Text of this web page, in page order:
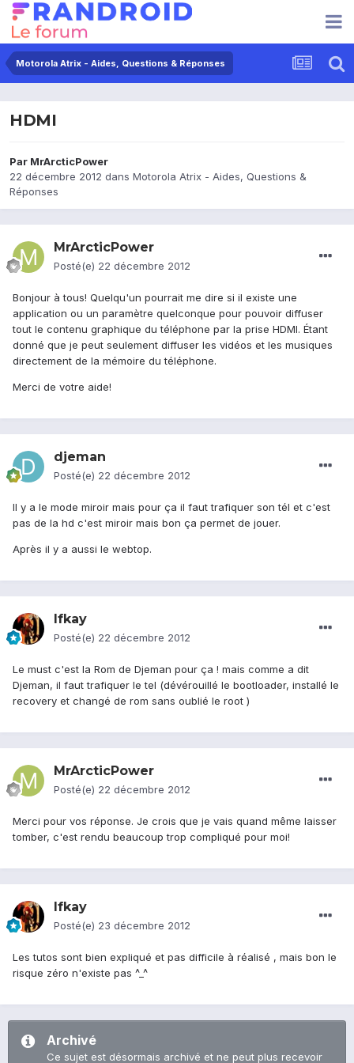
Motorola Atrix - Aides, Questions & Réponses
HDMI
Par MrArcticPower
22 décembre 2012 dans Motorola Atrix - Aides, Questions &
Réponses
MrArcticPower
Posté(e) 22 décembre 2012
Bonjour à tous! Quelqu'un pourrait me dire si il existe une
application ou un paramètre quelconque pour pouvoir diffuser
tout le contenu graphique du téléphone par la prise HDMI. Étant
donné que je peut seulement diffuser les vidéos et les musiques
directement de la mémoire du téléphone.
Merci de votre aide!
djeman
Posté(e) 22 décembre 2012
Il y a le mode miroir mais pour ça il faut trafiquer son tél et c'est
pas de la hd c'est miroir mais bon ça permet de jouer.
Après il y a aussi le webtop.
Ifkay
Posté(e) 22 décembre 2012
Le must c'est la Rom de Djeman pour ça ! mais comme a dit
Djeman, il faut trafiquer le tel (dévérouillé le bootloader, installé le
recovery et changé de rom sans oublié le root )
MrArcticPower
Posté(e) 22 décembre 2012
Merci pour vos réponse. Je crois que je vais quand même laisser
tomber, c'est rendu beaucoup trop compliqué pour moi!
Ifkay
Posté(e) 23 décembre 2012
Les tutos sont bien expliqué et pas difficile à réalisé , mais bon le
risque zéro n'existe pas ^_^
Archivé
Ce sujet est désormais archivé et ne peut plus recevoir